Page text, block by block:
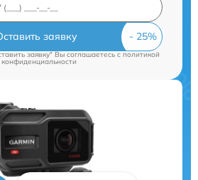
заявку
заявку" Вы соглашаетесь cполитикой
конфиденциальности